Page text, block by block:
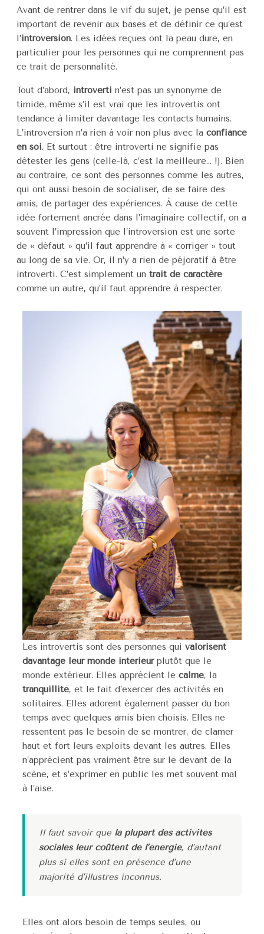
Avant de rentrer dans le vif du sujet, je pense qu’il est
important de revenir aux bases et de définir ce qu’est
l’introversion. Les idées reçues ont la peau dure, en
particulier pour les personnes qui ne comprennent pas
ce trait de personnalité.
Tout d’abord, introverti n’est pas un synonyme de
timide, même s’il est vrai que les introvertis ont
tendance à limiter davantage les contacts humains.
L’introversion n’a rien à voir non plus avec la confiance
en soi. Et surtout : être introverti ne signifie pas
détester les gens (celle-là, c’est la meilleure… !). Bien
au contraire, ce sont des personnes comme les autres,
qui ont aussi besoin de socialiser, de se faire des
amis, de partager des expériences. À cause de cette
idée fortement ancrée dans l’imaginaire collectif, on a
souvent l’impression que l’introversion est une sorte
de « défaut » qu’il faut apprendre à « corriger » tout
au long de sa vie. Or, il n’y a rien de péjoratif à être
introverti. C’est simplement un trait de caractère
comme un autre, qu’il faut apprendre à respecter.
Les introvertis sont des personnes qui valorisent
davantage leur monde intérieurplutôt que le
monde extérieur. Elles apprécient le calme, la
tranquillité, et le fait d’exercer des activités en
solitaires. Elles adorent également passer du bon
temps avec quelques amis bien choisis. Elles ne
ressentent pas le besoin de se montrer, de clamer
haut et fort leurs exploits devant les autres. Elles
n’apprécient pas vraiment être sur le devant de la
scène, et s’exprimer en public les met souvent mal
à l’aise.
Il faut savoir que la plupart des activités
sociales leur coûtent de l’énergie, d’autant
plus si elles sont en présence d’une
majorité d’illustres inconnus.
Elles ont alors besoin de temps seules, ou